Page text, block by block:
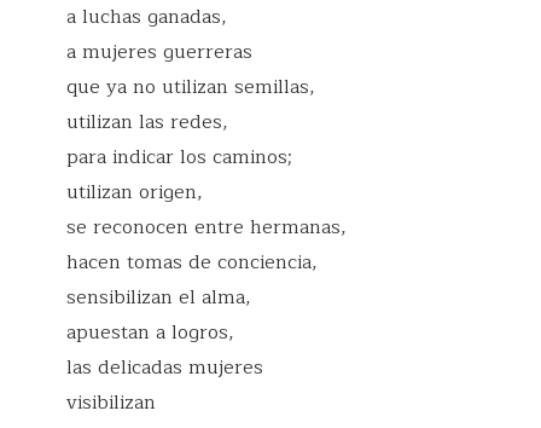
a luchas ganadas,
a mujeres guerreras
que ya no utilizan semillas,
utilizan las redes,
para indicar los caminos;
utilizan origen,
se reconocen entre hermanas,
hacen tomas de conciencia,
sensibilizan el alma,
apuestan a logros,
las delicadas mujeres
visibilizan